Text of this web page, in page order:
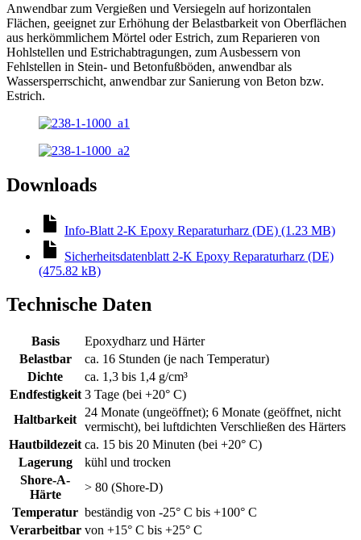
Anwendbar zum Vergießen und Versiegeln auf horizontalen
Flächen, geeignet zur Erhöhung der Belastbarkeit von Oberflächen
aus herkömmlichem Mörtel oder Estrich, zum Reparieren von
Hohlstellen und Estrichabtragungen, zum Ausbessern von
Fehlstellen in Stein- und Betonfußböden, anwendbar als
Wassersperrschicht, anwendbar zur Sanierung von Beton bzw.
Estrich.
Downloads
Info-Blatt 2-K Epoxy Reparaturharz (DE) (1.23 MB)
Sicherheitsdatenblatt 2-K Epoxy Reparaturharz (DE)
(475.82 kB)
Technische Daten
Basis
Epoxydharz und Härter
Belastbar
ca. 16 Stunden (je nach Temperatur)
Dichte
ca. 1,3 bis 1,4 g/cm³
Endfestigkeit 3 Tage (bei +20° C)
Haltbarkeit
24 Monate (ungeöffnet); 6 Monate (geöffnet, nicht
vermischt), bei luftdichten Verschließen des Härters
Hautbildezeit ca. 15 bis 20 Minuten (bei +20° C)
Lagerung
kühl und trocken
Shore-A-
Härte
> 80 (Shore-D)
Temperatur beständig von -25° C bis +100° C
Verarbeitbar von +15° C bis +25° C